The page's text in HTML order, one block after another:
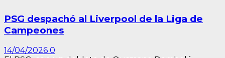
PSG despachó al Liverpool de la Liga de
Campeones
14/04/2026 0